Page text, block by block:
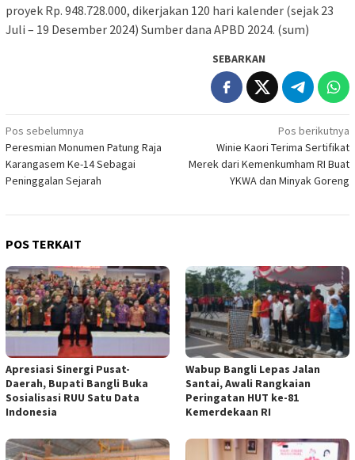
proyek Rp. 948.728.000, dikerjakan 120 hari kalender (sejak 23
Juli – 19 Desember 2024) Sumber dana APBD 2024. (sum)
SEBARKAN
Navigasi
pos
Pos sebelumnya
Peresmian Monumen Patung Raja
Karangasem Ke-14 Sebagai
Peninggalan Sejarah
Pos berikutnya
Winie Kaori Terima Sertifikat
Merek dari Kemenkumham RI Buat
YKWA dan Minyak Goreng
POS TERKAIT
Apresiasi Sinergi Pusat-
Daerah, Bupati Bangli Buka
Sosialisasi RUU Satu Data
Indonesia
Wabup Bangli Lepas Jalan
Santai, Awali Rangkaian
Peringatan HUT ke-81
Kemerdekaan RI